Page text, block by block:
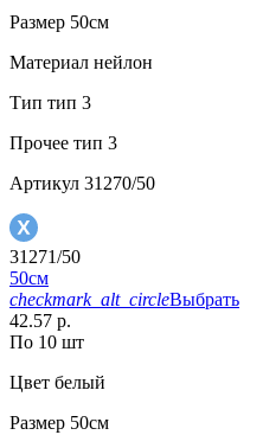
Размер 50см
Материал нейлон
Тип тип 3
Прочее тип 3
Артикул 31270/50
31271/50
50см
checkmark_alt_circleВыбрать
42.57 р.
По 10 шт
Цвет белый
Размер 50см